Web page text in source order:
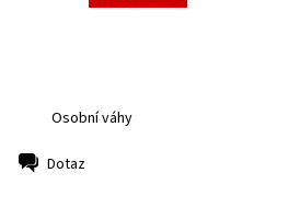
Osobní váhy
Dotaz